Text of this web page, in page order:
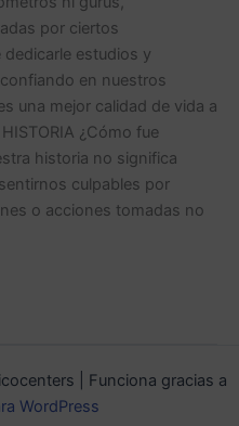
por ciertos
estudios y
en nuestros
una mejor calidad de vida a
¿Cómo fue
historia no significa
culpables por
o acciones tomadas no
| Funciona gracias a
WordPress